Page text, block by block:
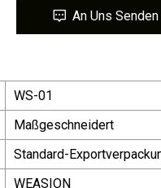
An Uns Senden
WS-01
Maßgeschneidert
Standard-
WEASION